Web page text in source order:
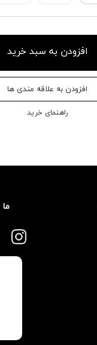
افزودن به سبد خرید
افزودن به علاقه مندی ها
راهنمای خرید